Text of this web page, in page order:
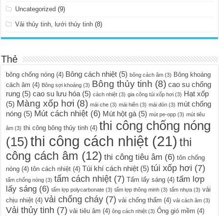
Uncategorized (9)
Vải thủy tinh, lưới thủy tinh (8)
Thẻ
bông chống nóng (4) Bông cách nhiệt (5) bông cách âm (3) Bông khoáng
cách âm (4) Bông sợi khoáng (3) Bông thủy tinh (8) cao su chống
rung (5) cao su lưu hóa (5) cách nhiệt (3) gia công túi xốp hơi (3) Hạt xốp
(5) Màng xốp hơi (8) mái che (3) mái hiên (3) mái đón (3) mút chống
nóng (5) Mút cách nhiệt (6) Mút hột gà (5) mút pe-opp (3) mút tiêu
âm (3) thi công bông thủy tinh (4) thi công chống nóng
(15) thi công cách nhiệt (21) thi
công cách âm (12) thi công tiêu âm (6) tôn chống
nóng (4) tôn cách nhiệt (4) Túi khí cách nhiệt (5) túi xốp hơi (7)
tấm chống nóng (3) tấm cách nhiệt (7) Tấm lấy sáng (4) tấm lợp
lấy sáng (6) tấm lợp polycarbonate (3) tấm lợp thông minh (3) tấm nhựa (3) vải
chịu nhiệt (4) vải chống cháy (7) vải chống thấm (4) vải cách âm (3)
Vải thủy tinh (7) vải tiêu âm (4) ông cách nhiệt (3) Ống gió mềm (4)